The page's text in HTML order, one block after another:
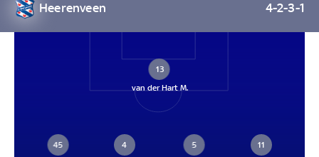
Heerenveen 4-2-3-1
13
van der Hart M.
45
4
5
11